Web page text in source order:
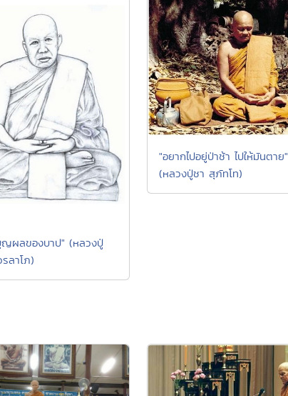
ผลของบาป" (หลวงปู่
ลาโภ)
"อยากไปอยู่ป่าช้า ไปให้มันตาย"
(หลวงปู่ชา สุภัทโท)